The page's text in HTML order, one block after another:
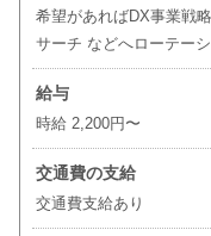
希望があればDX事業戦
サーチ などへローテー
給与
時給 2,200円〜
交通費の支給
交通費支給あり